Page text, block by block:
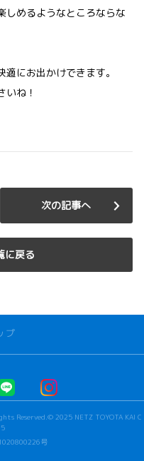
しめるようなところならな
にお出かけできます。
いね！
に戻る
次の記事へ
プ
Reserved.© 2025 NETZ TOYOTA KAI C
号